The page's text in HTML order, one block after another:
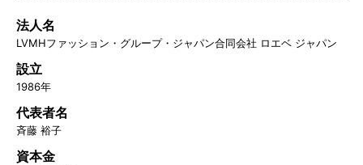
法人名
LVMHファッション・グループ・ジャパン合同会社 ロエベ ジャパン
設立
1986年
代表者名
斉藤 裕子
資本金